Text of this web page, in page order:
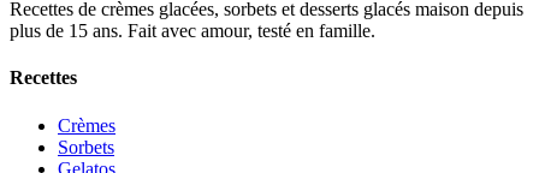
Recettes de crèmes glacées, sorbets et desserts glacés maison depuis
plus de 15 ans. Fait avec amour, testé en famille.
Recettes
Crèmes
Sorbets
Gelatos